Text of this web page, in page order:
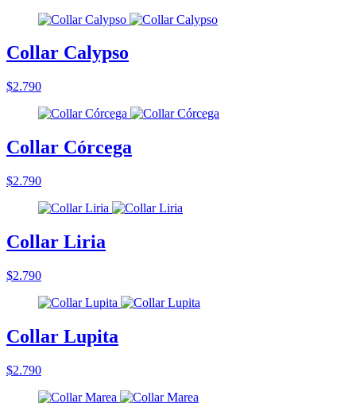
Collar Calypso
$2.790
Collar Córcega
$2.790
Collar Liria
$2.790
Collar Lupita
$2.790